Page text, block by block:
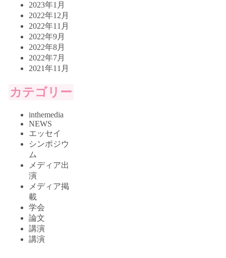
2023年1月
2022年12月
2022年11月
2022年9月
2022年8月
2022年7月
2021年11月
カテゴリー
inthemedia
NEWS
エッセイ
シンポジウ
ム
メディア出
演
メディア掲
載
学会
論文
講演
講演